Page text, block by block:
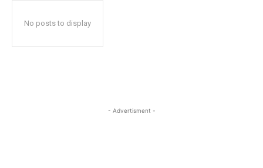
No posts to display
- Advertisment -